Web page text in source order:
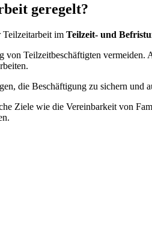
geregelt?
im Teilzeit- und
Teilzeitbeschäftigten
die Beschäftigung zu sichern und
Ziele wie die Vereinbarkeit von